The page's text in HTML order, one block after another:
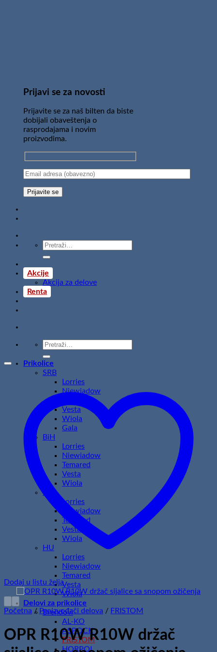
Prijavi se za novosti
Prijavite se za naš bilten da biste
dobijali obaveštenja o
rasprodajama i novim
proizvodima.
Pretraži:
Akcije
Akcija za delove
Renta
Pretraži:
Prikolice
SRB
Lorries
Niewiadow
Vesta
Wiola
Gala
BiH
Lorries
Niewiadow
Temared
Vesta
Wiola
HR
Lorries
Niewiadow
Temared
Vesta
Wiola
HU
Lorries
Niewiadow
Temared
Vesta
Wiola
Delovi za prikolice
Brendovi
AL-KO
ASPOCK
FRISTOM
HORPOL
Dodaj u listu želja
Početna / Proizvođači delova / FRISTOM
OPR R10W R10W držač